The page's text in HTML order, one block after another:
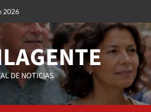
2026
DE NOTICIAS